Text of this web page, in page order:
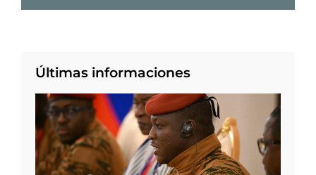
Últimas informaciones